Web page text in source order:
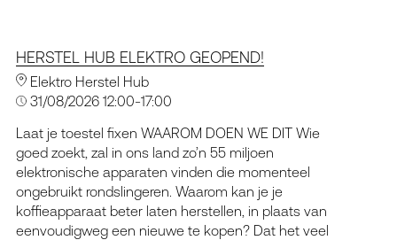
HERSTEL HUB ELEKTRO GEOPEND!
Elektro Herstel Hub
31/08/2026 12:00-17:00
Laat je toestel fixen WAAROM DOEN WE DIT Wie
goed zoekt, zal in ons land zo’n 55 miljoen
elektronische apparaten vinden die momenteel
ongebruikt rondslingeren. Waarom kan je je
koffieapparaat beter laten herstellen, in plaats van
eenvoudigweg een nieuwe te kopen? Dat het veel